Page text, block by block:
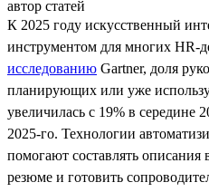
автор статей
К 2025 году искусственный
инструментом для многих HR-
исследованию Gartner, доля
планирующих или уже
увеличилась с 19% в середине
2025-го. Технологии
помогают составлять описания
резюме и готовить